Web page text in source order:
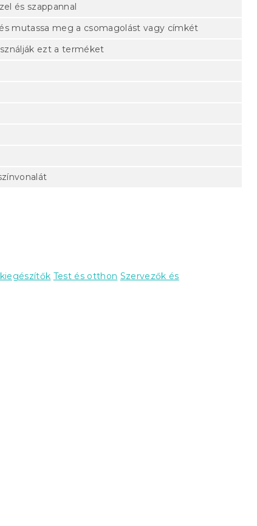
és szappannal
mutassa meg a csomagolást vagy címkét
ezt a terméket
Test és otthon Szervezők és